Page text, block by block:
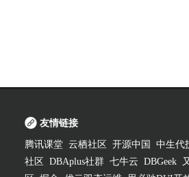
友情链接
腾讯课堂 云栖社区 开源中国 中生代
社区
DBAplus社群 七牛云 DBGeek